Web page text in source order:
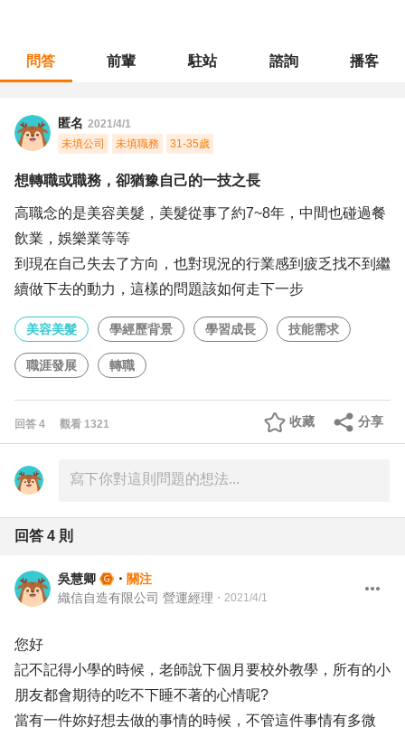
問答 前輩 駐站 諮詢 播客
匿名 2021/4/1
未填公司
未填職務 31-35歲
想轉職或職務，卻猶豫自己的一技之長
高職念的是美容美髮，美髮從事了約7~8年，中間也碰過餐
飲業，娛樂業等等
到現在自己失去了方向，也對現況的行業感到疲乏找不到繼
續做下去的動力，這樣的問題該如何走下一步
美容美髮 學經歷背景 學習成長 技能需求
職涯發展 轉職
回答 4 觀看 1321 分享
收藏
回答 4 則
吳慧卿 ・ 關注
織信自造有限公司 營運經理 ・ 2021/4/1
您好
記不記得小學的時候，老師說下個月要校外教學，所有的小
朋友都會期待的吃不下睡不著的心情呢?
當有一件妳好想去做的事情的時候，不管這件事情有多微